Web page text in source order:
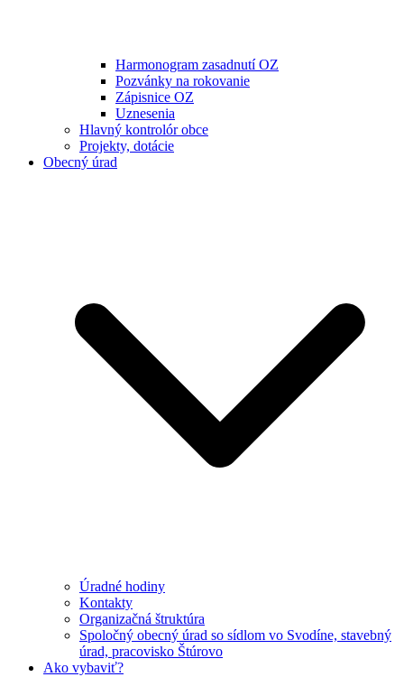
Harmonogram zasadnutí OZ
Pozvánky na rokovanie
Zápisnice OZ
Uznesenia
Hlavný kontrolór obce
Projekty, dotácie
Obecný úrad
Úradné hodiny
Kontakty
Organizačná štruktúra
Spoločný obecný úrad so sídlom vo Svodíne, stavebný
úrad, pracovisko Štúrovo
Ako vybaviť?